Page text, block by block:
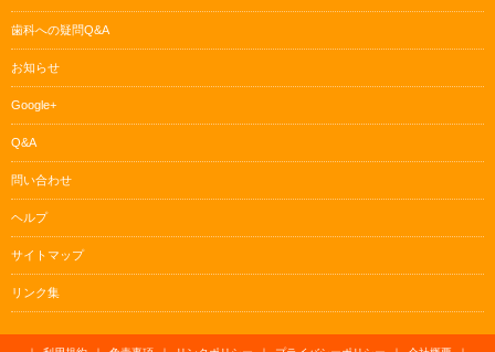
歯科への疑問Q&A
お知らせ
Google+
Q&A
問い合わせ
ヘルプ
サイトマップ
リンク集